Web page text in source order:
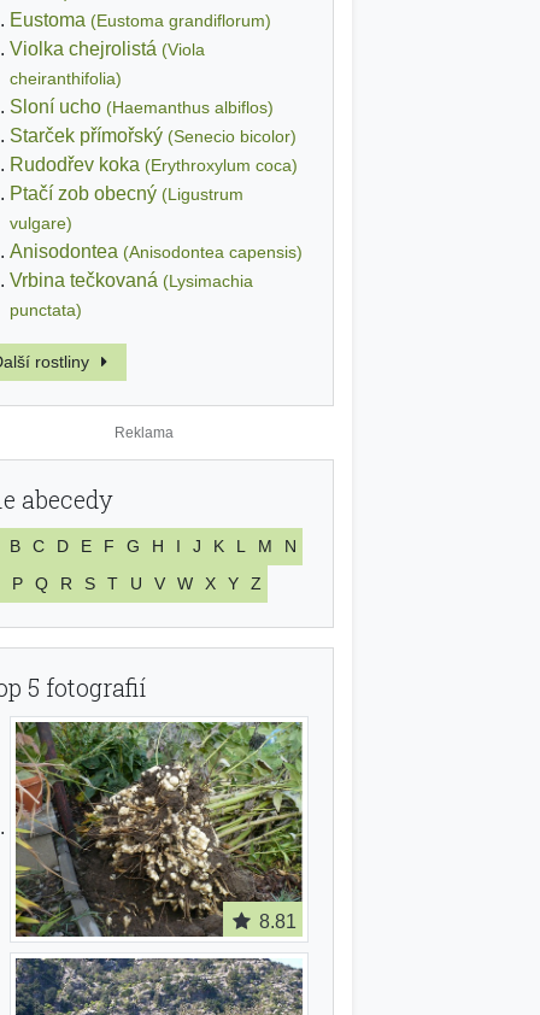
Eustoma (Eustoma grandiflorum)
Violka chejrolistá (Viola
cheiranthifolia)
Sloní ucho (Haemanthus albiflos)
Starček přímořský (Senecio bicolor)
Rudodřev koka (Erythroxylum coca)
Ptačí zob obecný (Ligustrum
vulgare)
Anisodontea (Anisodontea capensis)
Vrbina tečkovaná (Lysimachia
punctata)
rostliny
abecedy
B C D E F G H I J K L M
N
P
Q R S T U V W X Y Z
5 fotografií
8.81